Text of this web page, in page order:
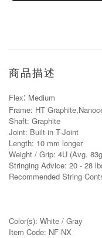
商品描述
Flex: Medium
Frame: HT
Shaft: Graphite
Joint: Built-in T-Joint
Length: 10 mm longer
Weight / Grip: 4U (Avg.
Stringing Advice: 20 - 28
Recommended String
Hard
Color(s): White / Gray
Item Code: NF-NX